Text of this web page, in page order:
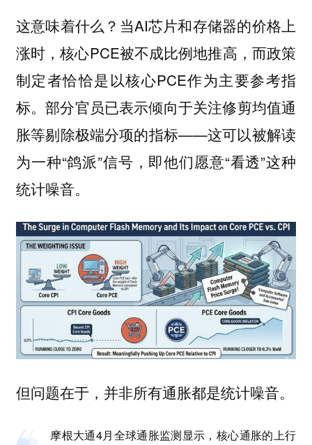
这意味着什么？当AI芯片和存储器的价格上
涨时，核心PCE被不成比例地推高，而政策
制定者恰恰是以核心PCE作为主要参考指
标。部分官员已表示倾向于关注修剪均值通
胀等剔除极端分项的指标——这可以被解读
为一种“鸽派”信号，即他们愿意“看透”这种
统计噪音。
但问题在于，并非所有通胀都是统计噪音。
摩根大通4月全球通胀监测显示，核心通胀的上行